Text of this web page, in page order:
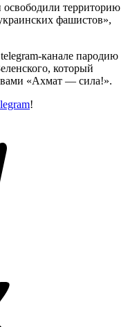
территорию
фашистов»,
канале пародию
который
«Ахмат — сила!».
!